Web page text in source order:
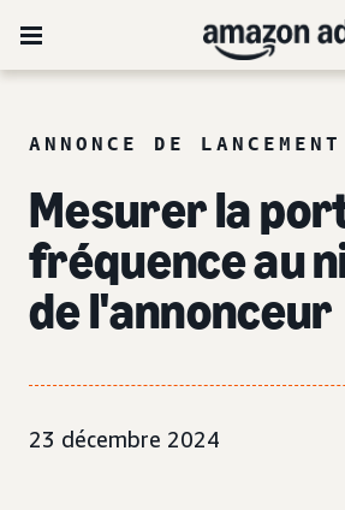
ANNONCE DE LANCEMENT
Mesurer la
fréquenceau
de l'annonceur
23 décembre 2024